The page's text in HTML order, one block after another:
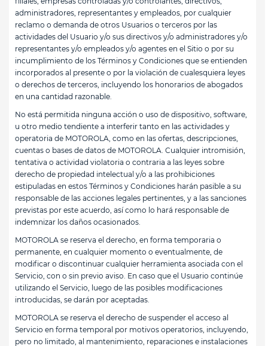
administradores, representantes y empleados, por cualquier
reclamo o demanda de otros Usuarios o terceros por las
actividades del Usuario y/o sus directivos y/o administradores y/o
representantes y/o empleados y/o agentes en el Sitio o por su
incumplimiento de los Términos y Condiciones que se entienden
incorporados al presente o por la violación de cualesquiera leyes
o derechos de terceros, incluyendo los honorarios de abogados
en una cantidad razonable.
No está permitida ninguna acción o uso de dispositivo, software,
u otro medio tendiente a interferir tanto en las actividades y
operatoria de MOTOROLA, como en las ofertas, descripciones,
cuentas o bases de datos de MOTOROLA. Cualquier intromisión,
tentativa o actividad violatoria o contraria a las leyes sobre
derecho de propiedad intelectual y/o a las prohibiciones
estipuladas en estos Términos y Condiciones harán pasible a su
responsable de las acciones legales pertinentes, y a las sanciones
previstas por este acuerdo, así como lo hará responsable de
indemnizar los daños ocasionados.
MOTOROLA se reserva el derecho, en forma temporaria o
permanente, en cualquier momento o eventualmente, de
modificar o discontinuar cualquier herramienta asociada con el
Servicio, con o sin previo aviso. En caso que el Usuario continúe
utilizando el Servicio, luego de las posibles modificaciones
introducidas, se darán por aceptadas.
MOTOROLA se reserva el derecho de suspender el acceso al
Servicio en forma temporal por motivos operatorios, incluyendo,
pero no limitado, al mantenimiento, reparaciones e instalaciones